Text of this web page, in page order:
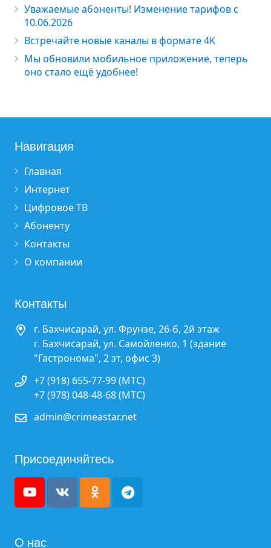
Уважаемые абоненты! Изменение тарифов с
10.06.2026
Встречайте новые каналы в формате 4K
Мы обновили мобильное приложение, теперь
оно стало ещё удобнее!
Навигация
Главная
Интернет
Цифровое ТВ
Абоненту
Контакты
О компании
Контакты
г. Бахчисарай, ул. Фрунзе, 26-б, 2й этаж
г. Бахчисарай, ул. Самойленко, 1 (здание
"Гастронома", 2 эт, офис 3)
+7 (918) 655-77-99 (МТС)
+7 (978) 048-48-68 (МТС)
admin@crimeastar.net
Присоединяйтесь
О нас